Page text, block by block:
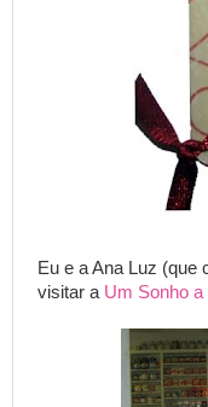
Eu e a Ana Luz (que
visitar a Um Sonho a